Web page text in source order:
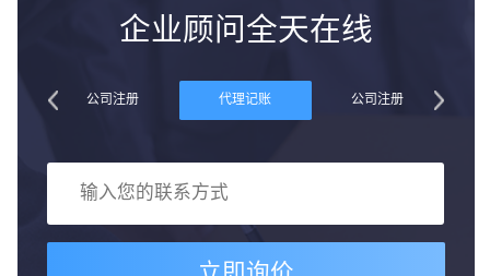
企业顾问全天在线
公司注册 代理记账 公司注册